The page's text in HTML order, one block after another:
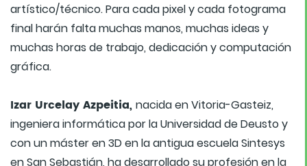
artístico/técnico. Para cada pixel y cada fotograma
final harán falta muchas manos, muchas ideas y
muchas horas de trabajo, dedicación y computación
gráfica.
Izar Urcelay Azpeitia, nacida en Vitoria-Gasteiz,
ingeniera informática por la Universidad de Deusto y
con un máster en 3D en la antigua escuela Sintesys
en San Sebastián, ha desarrollado su profesión en la